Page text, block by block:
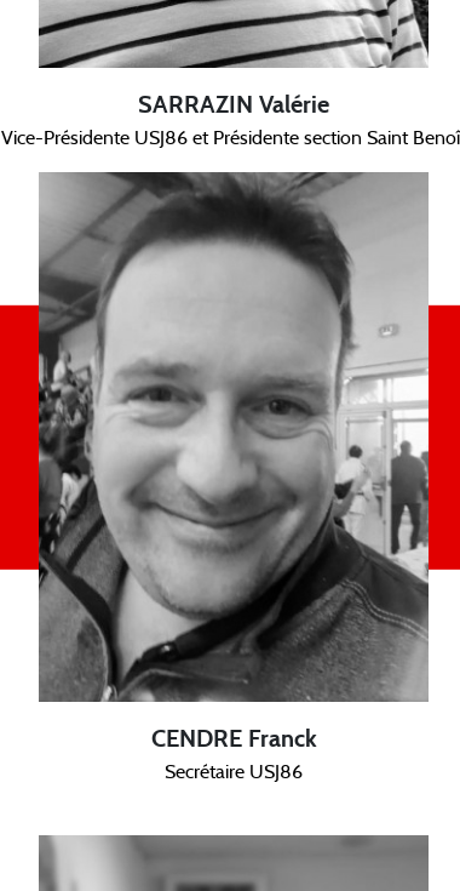
SARRAZIN Valérie
Vice-Présidente USJ86 et Présidente section Saint
CENDRE Franck
Secrétaire USJ86